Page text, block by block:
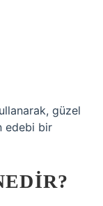
güzel
edebi bir